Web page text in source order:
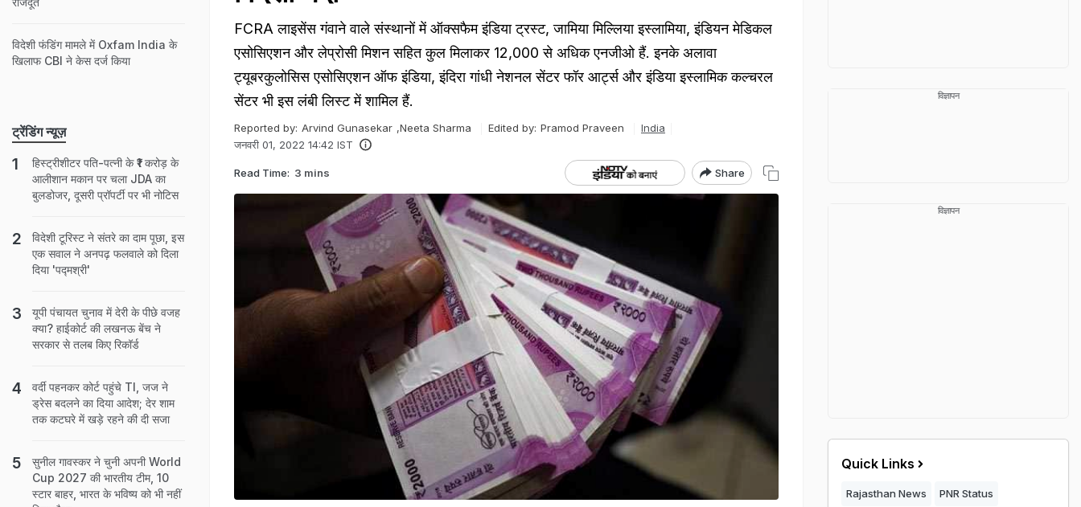
FCRA लाइसेंस गंवाने वाले संस्थानों में ऑक्सफैम इंडिया ट्रस्ट, जामिया मिल्लिया इस्लामिया, इंडियन मेडिकल
एसोसिएशन और लेप्रोसी मिशन सहित कुल मिलाकर 12,000 से अधिक एनजीओ हैं. इनके अलावा
ट्यूबरकुलोसिस एसोसिएशन ऑफ इंडिया, इंदिरा गांधी नेशनल सेंटर फॉर आर्ट्स और इंडिया इस्लामिक कल्चरल
सेंटर भी इस लंबी लिस्ट में शामिल हैं.
Reported by: Arvind Gunasekar ,Neeta Sharma Edited by: Pramod Praveen
India
जनवरी 01, 2022 14:42 IST
Read Time: 3 mins Share
विदेशी फंडिंग मामले में Oxfam India के
खिलाफ CBI ने केस दर्ज किया
ट्रेंडिंग न्यूज़
हिस्ट्रीशीटर पति-पत्नी के ₹1 करोड़ के
आलीशान मकान पर चला JDA का
बुलडोजर, दूसरी प्रॉपर्टी पर भी नोटिस
विदेशी टूरिस्ट ने संतरे का दाम पूछा, इस
एक सवाल ने अनपढ़ फलवाले को दिला
दिया 'पद्मश्री'
यूपी पंचायत चुनाव में देरी के पीछे वजह
क्या? हाईकोर्ट की लखनऊ बेंच ने
सरकार से तलब किए रिकॉर्ड
वर्दी पहनकर कोर्ट पहुंचे TI, जज ने
ड्रेस बदलने का दिया आदेश; देर शाम
तक कटघरे में खड़े रहने की दी सजा
सुनील गावस्कर ने चुनी अपनी World
Cup 2027 की भारतीय टीम, 10
स्टार बाहर, भारत के भविष्य को भी नहीं
विज्ञापन
विज्ञापन
Quick Links
Rajasthan News PNR Status